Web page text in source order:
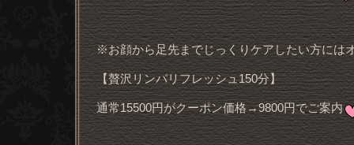
※お顔から足先までじっくりケアしたい方には
【贅沢リンパリフレッシュ150分】
通常15500円がクーポン価格→9800円でご案内